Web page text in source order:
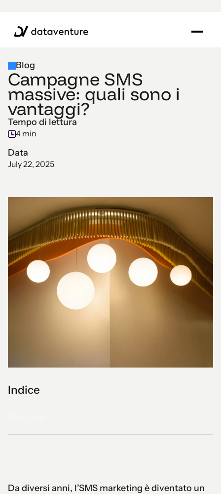
Indice
Blog
Campagne SMS
massive: quali sono i
vantaggi?
Tempo di lettura
4 min
Data
July 22, 2025
Da diversi anni, l’SMS marketing è diventato un